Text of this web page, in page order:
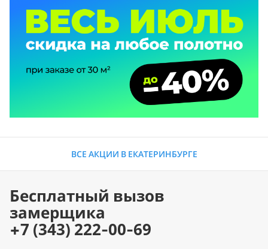
ВСЕ АКЦИИ В ЕКАТЕРИНБУРГЕ
Бесплатный вызов
замерщика
+7 (343) 222-00-69